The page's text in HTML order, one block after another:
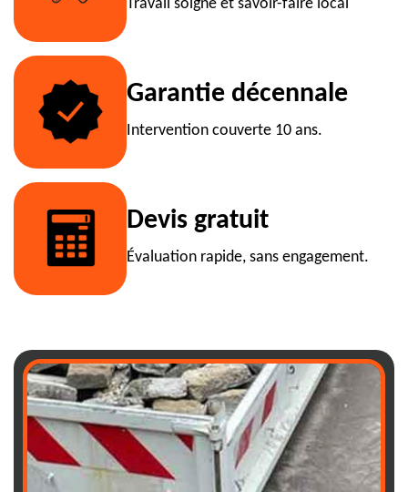
Travail soigné et savoir-faire local
Garantie décennale
Intervention couverte 10 ans.
Devis gratuit
Évaluation rapide, sans engagement.